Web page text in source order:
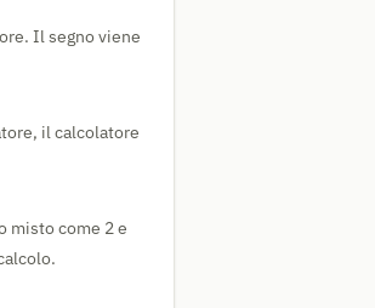
Il segno viene
il calcolatore
misto come 2 e